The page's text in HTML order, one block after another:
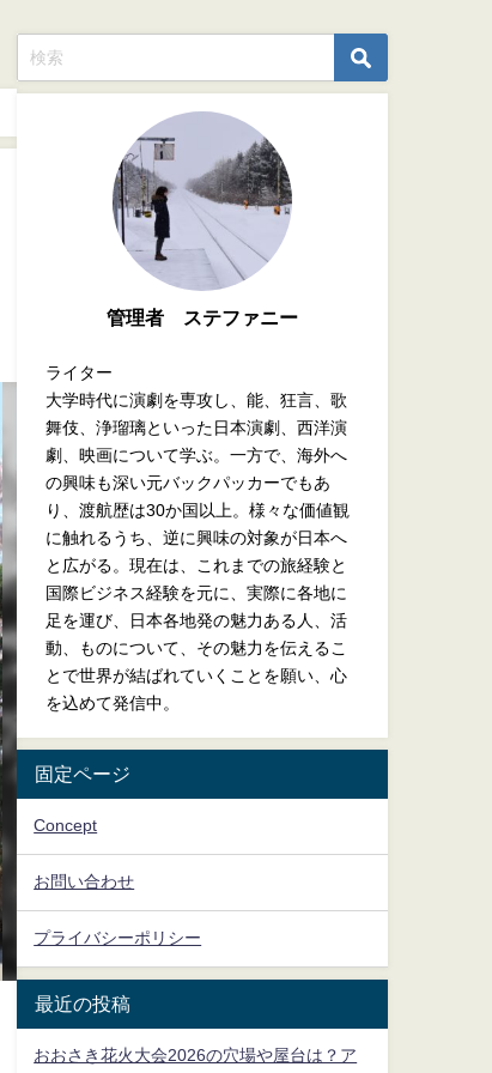
管理者 ステファニー
ライター
大学時代に演劇を専攻し、能、狂言、歌
舞伎、浄瑠璃といった日本演劇、西洋演
劇、映画について学ぶ。一方で、海外へ
の興味も深い元バックパッカーでもあ
り、渡航歴は30か国以上。様々な価値観
に触れるうち、逆に興味の対象が日本へ
と広がる。現在は、これまでの旅経験と
国際ビジネス経験を元に、実際に各地に
足を運び、日本各地発の魅力ある人、活
動、ものについて、その魅力を伝えるこ
とで世界が結ばれていくことを願い、心
を込めて発信中。
固定ページ
Concept
お問い合わせ
プライバシーポリシー
最近の投稿
おおさき花火大会2026の穴場や屋台は？ア